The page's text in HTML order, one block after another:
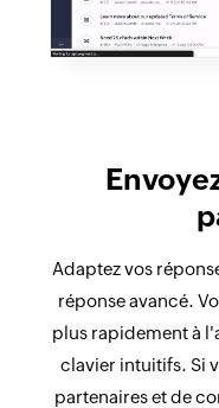
Adaptez vos
réponse avancé.
plus rapidement à
clavier intuitifs. Si
partenaires et de